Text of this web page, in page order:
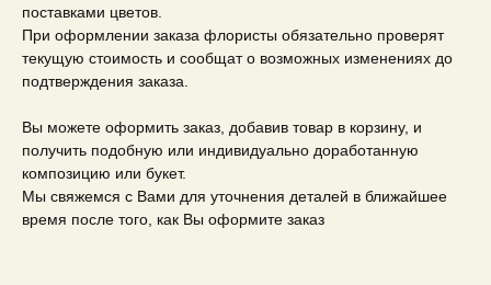
поставками цветов.
При оформлении заказа флористы обязательно проверят
текущую стоимость и сообщат о возможных изменениях до
подтверждения заказа.
Вы можете оформить заказ, добавив товар в корзину, и
получить подобную или индивидуально доработанную
композицию или букет.
Мы свяжемся с Вами для уточнения деталей в ближайшее
время после того, как Вы оформите заказ